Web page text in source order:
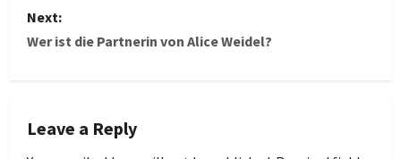
s
a
Next:
Wer ist die Partnerin von Alice Weidel?
Leave a Reply